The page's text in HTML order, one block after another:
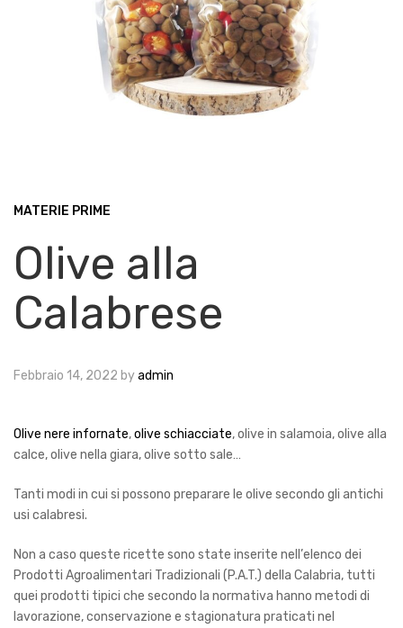
MATERIE PRIME
Olive alla
Calabrese
Febbraio 14, 2022 byadmin
Olive nere infornate,olive schiacciate, olive in salamoia, olive alla
calce, olive nella giara, olive sotto sale…
Tanti modi in cui si possono preparare le olive secondo gli antichi
usi calabresi.
Non a caso queste ricette sono state inserite nell ’elenco dei
Prodotti Agroalimentari Tradizionali (P.A.T.) della Calabria, tutti
quei prodotti tipici che secondo la normativa hanno metodi di
lavorazione, conservazione e stagionatura praticati nel